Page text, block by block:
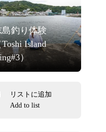
島釣り体験
Island
）
リストに追加
Add to list